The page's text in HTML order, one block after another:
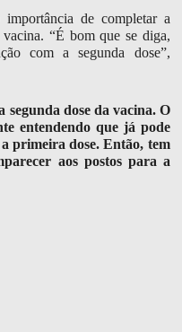
de completar a
“É bom que se diga,
com a segunda dose”,
segunda dose da vacina. O
entendendo que já pode
primeira dose. Então, tem
aos postos para a